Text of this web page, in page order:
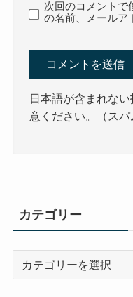
次回のコメントで
の名前、メールア
日本語が含まれな
意ください。（スパ
カテゴリー